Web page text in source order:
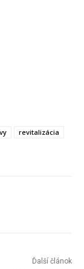
revitalizácia
Ďalší článok